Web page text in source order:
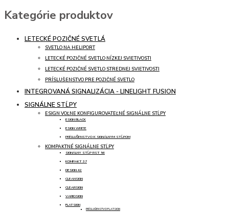
Kategórie produktov
LETECKÉ POZIČNÉ SVETLÁ
SVETLO NA HELIPORT
LETECKÉ POZIČNÉ SVETLO NÍZKEJ SVIETIVOSTI
LETECKÉ POZIČNÉ SVETLO STREDNEJ SVIETIVOSTI
PRÍSLUŠENSTVO PRE POZIČNÉ SVETLO
INTEGROVANÁ SIGNALIZÁCIA - LINELIGHT FUSION
SIGNÁLNE STĹPY
ESIGN VOĽNE KONFIGUROVATEĽNÉ SIGNÁLNE STĹPY
ESIGN BLACK
ESIGN WHITE
PRÍSLUŠENSTVO K SIGNÁLNYM STĹPOM
KOMPAKTNÉ SIGNÁLNE STĹPY
SIGNÁLNY STĹP RST 56
KOMPAKT 37
DESIGN 42
CLEANSIGN
CLEARSIGN
VARIOSIGN
FLATSIGN
PRÍSLUŠENSTVO FLATSIGN